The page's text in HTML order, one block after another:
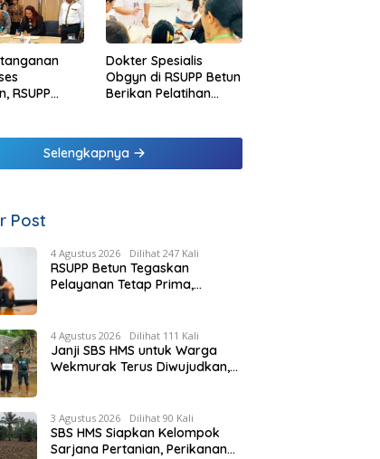
RSUPP
Dokter Spesialis
Obgyn di RSUPP Betun
Berikan Pelatihan
Persalinan Bagi
Tenaga Kesehatan di
Selengkapnya
Post
4 Agustus 2026 Dilihat 247 Kali
RSUPP Betun Tegaskan
Pelayanan Tetap Prima,
Penuhnya ICU RS Tujuan
4 Agustus 2026 Dilihat 111 Kali
Janji SBS HMS untuk Warga
Wekmurak Terus Diwujudkan,
Rp4,57 Miliar
3 Agustus 2026 Dilihat 90 Kali
SBS HMS Siapkan Kelompok
Sarjana Pertanian, Perikanan